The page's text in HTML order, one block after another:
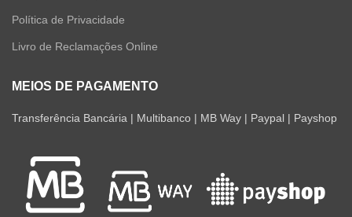
Política de Privacidade
Livro de Reclamações Online
MEIOS DE PAGAMENTO
Transferência Bancária | Multibanco | MB Way | Paypal | Payshop